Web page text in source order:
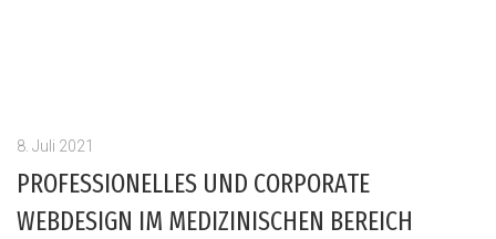
8. Juli 2021
PROFESSIONELLES UND CORPORATE
WEBDESIGN IM MEDIZINISCHEN BEREICH